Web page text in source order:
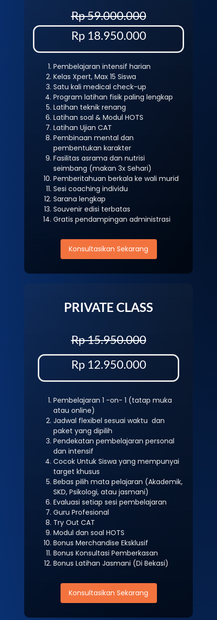
Rp 59.000.000
Rp 18.950.000
Pembelajaran intensif harian
Kelas Xpert, Max 15 Siswa
Satu kali medical check-up
Program latihan fisik paling lengkap
Latihan teknik renang
Latihan soal & Modul HOTS
Latihan Ujian CAT
Pembinaan mental dan
pembentukan karakter
Fasilitas asrama dan nutrisi
seimbang (makan 3x Sehari)
Pemberitahuan berkala ke wali murid
Sesi coaching individu
Sarana lengkap
Souvenir edisi terbatas
Gratis pendampingan administrasi
Konsultasikan Sekarang
PRIVATE CLASS
Rp 15.950.000
Rp 12.950.000
Pembelajaran 1 -on- 1 (tatap muka
atau online)
Jadwal flexibel sesuai waktu dan
paket yang dipilih
Pendekatan pembelajaran personal
dan intensif
Cocok Untuk Siswa yang mempunyai
target khusus
Bebas pilih mata pelajaran (Akademik,
SKD, Psikologi, atau jasmani)
Evaluasi setiap sesi pembelajaran
Guru Profesional
Try Out CAT
Modul dan soal HOTS
Bonus Merchandise Eksklusif
Bonus Konsultasi Pemberkasan
Bonus Latihan Jasmani (Di Bekasi)
Konsultasikan Sekarang